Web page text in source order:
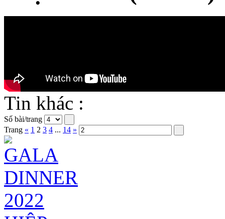
Tin khác :
Số bài/trang
Trang « 1 2 3 4 ... 14 »